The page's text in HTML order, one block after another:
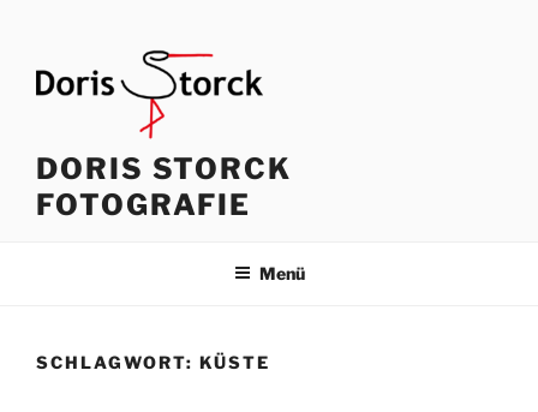
springen
DORIS STORCK
FOTOGRAFIE
Menü
SCHLAGWORT: KÜSTE